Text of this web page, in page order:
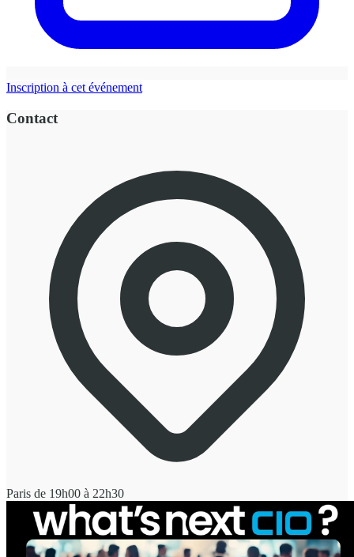
Inscription à cet événement
Contact
Paris de 19h00 à 22h30